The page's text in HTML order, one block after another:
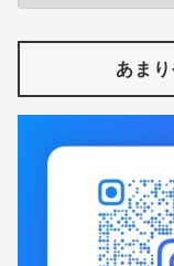
あま